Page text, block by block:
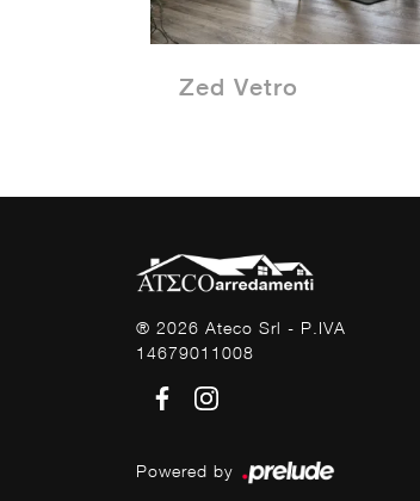
Zed Vetro
® 2026 Ateco Srl - P.IVA
14679011008
Powered by